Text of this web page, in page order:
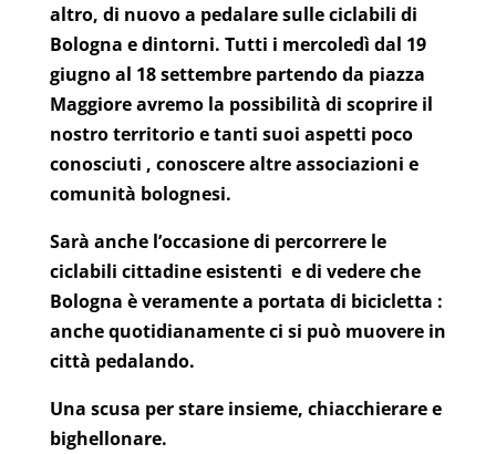
altro, di nuovo a pedalare sulle ciclabili di
Bologna e dintorni. Tutti i mercoledì dal 19
giugno al 18 settembre partendo da piazza
Maggiore avremo la possibilità di scoprire il
nostro territorio e tanti suoi aspetti poco
conosciuti , conoscere altre associazioni e
comunità bolognesi.
Sarà anche l’occasione di percorrere le
ciclabili cittadine esistenti e di vedere che
Bologna è veramente a portata di bicicletta :
anche quotidianamente ci si può muovere in
città pedalando.
Una scusa per stare insieme, chiacchierare e
bighellonare.